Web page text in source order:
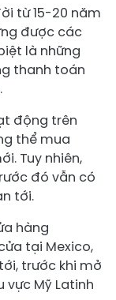
từ 15-20 năm
được các
là những
thanh toán
động trên
thể mua
Tuy nhiên,
đó vẫn có
tới.
hàng
tại Mexico,
trước khi mở
vực Mỹ Latinh